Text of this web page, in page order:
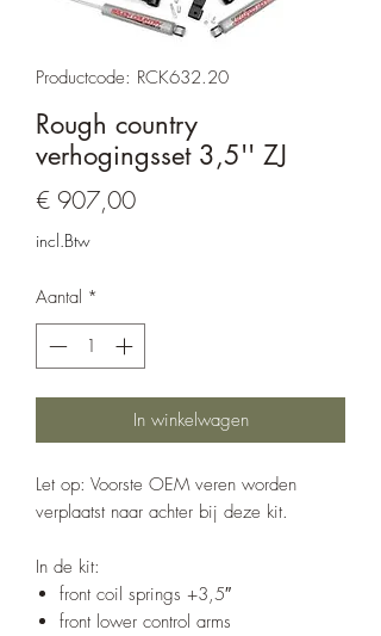
Productcode: RCK632.20
Rough country
verhogingsset 3,5'' ZJ
€ 907,00Prijs
incl.Btw
Aantal *
In winkelwagen
Let op: Voorste OEM veren worden
verplaatst naar achter bij deze kit.
In de kit:
front coil springs +3,5″
front lower control arms